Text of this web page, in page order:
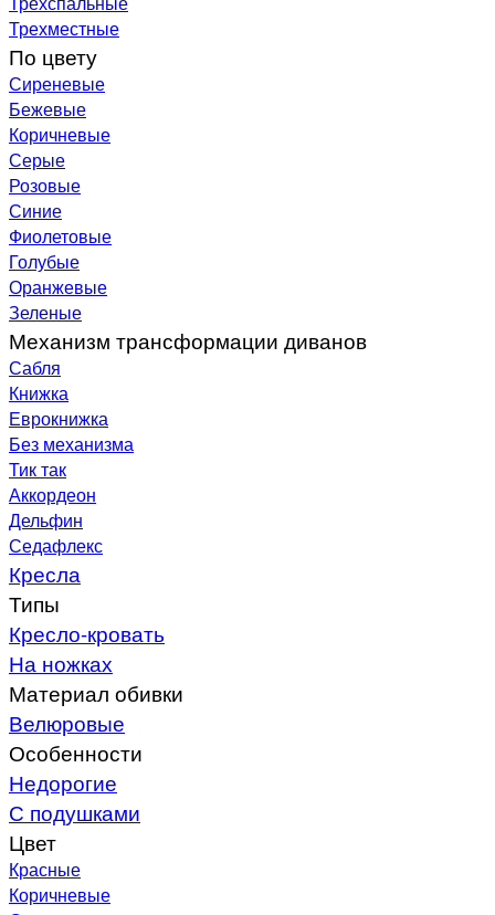
Трехместные
По цвету
Сиреневые
Бежевые
Коричневые
Серые
Розовые
Синие
Фиолетовые
Голубые
Оранжевые
Зеленые
Механизм трансформации диванов
Сабля
Книжка
Еврокнижка
Без механизма
Тик так
Аккордеон
Дельфин
Седафлекс
Кресла
Типы
Кресло-кровать
На ножках
Материал обивки
Велюровые
Особенности
Недорогие
С подушками
Цвет
Красные
Коричневые